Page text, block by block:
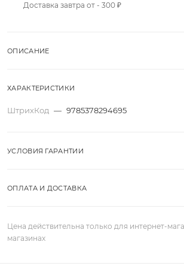
Доставка завтра от - 300 ₽
ОПИСАНИЕ
ХАРАКТЕРИСТИКИ
ШтрихКод — 9785378294695
УСЛОВИЯ ГАРАНТИИ
ОПЛАТА И ДОСТАВКА
Цена действительна только для интернет-
магазинах